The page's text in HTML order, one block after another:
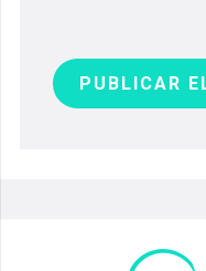
PUBLICAR